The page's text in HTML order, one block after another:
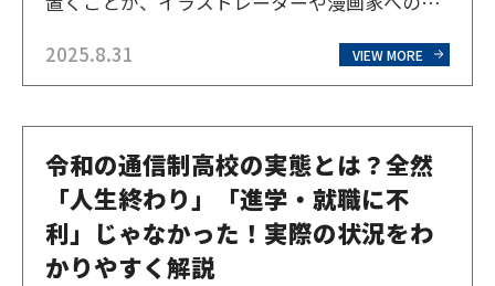
る中学生や高校生なら、高校から専門的にスキ
ルや知識を学べば、いち早く実力を伸ばすこと
2025.8.31 VIEW MORE
令和の通信制高校の実態とは？全然
「人生終わり」「進学・就職に不
利」じゃなかった！実際の状況をわ
かりやすく解説